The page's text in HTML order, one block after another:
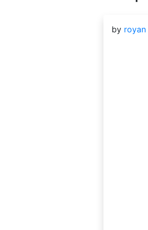
by royan